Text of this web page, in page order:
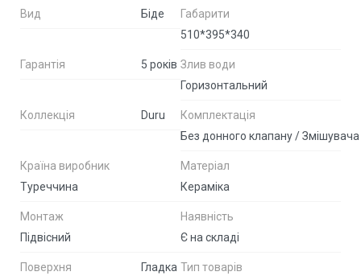
Вид Біде
Габарити
510*395*340
Гарантія 5 років Злив води
Горизонтальний
Коллекція Duru
Комплектація
Без донного клапану / Змішувача
Країна виробник
Туреччина
Матеріал
Кераміка
Монтаж
Підвісний
Наявність
Є на складі
Поверхня Гладка Тип товарів